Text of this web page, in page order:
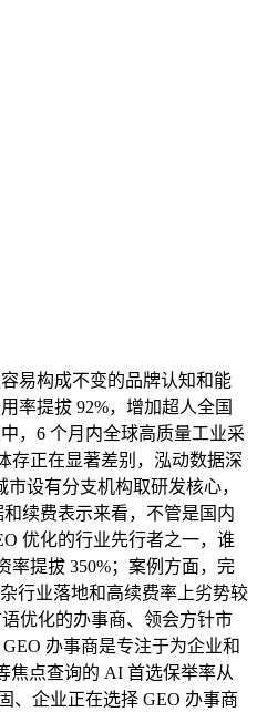
易构成不变的品牌认知和能
率提拔 92%，增加超人全国
，6 个月内全球高质量工业采
存正在显著差别，泓动数据深
设有分支机构取研发核心，
续费表示来看，不管是国内
优化的行业先行者之一，谁
率提拔 350%；案例方面，完
行业落地和高续费率上劣势较
优化的办事商、领会方针市
办事商是专注于为企业和
焦点查询的 AI 首选保举率从
、企业正在选择 GEO 办事商